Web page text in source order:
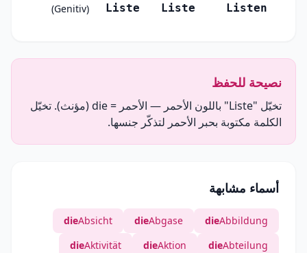
(Genitiv)
Liste
Liste
Listen
نصيحة للحفظ
تخيّل "Liste" باللون الأحمر — الأحمر = die (مؤنث). تخيّل
الكلمة مكتوبة بحبر الأحمر لتذكّر جنسها.
أسماء مشابهة
dieAbbildung
dieAbgase
dieAbsicht
dieAbteilung
dieAktion
dieAktivität